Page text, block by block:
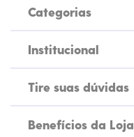
Categorias
Institucional
Tire suas dúvidas
Benefícios da Loja